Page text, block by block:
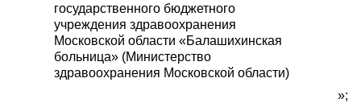
государственного бюджетного
учреждения здравоохранения
Московской области «Балашихинская
больница» (Министерство
здравоохранения Московской области)
»;